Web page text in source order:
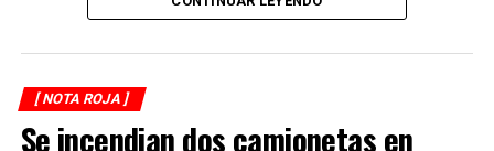
elementos de la Secretaría de Marina (Semar) y de la
Secretaría de Seguridad Pública (SSP), quienes
ejecutaron una revisión en las instalaciones de la
corporación municipal.
[ NOTA ROJA ]
Se incendian dos camionetas en